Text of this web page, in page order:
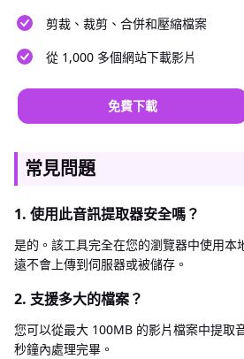
剪裁、裁剪、合併和壓縮檔案
從 1,000 多個網站下載影片
免費下載
常見問題
1. 使用此音訊提取器安全嗎？
是的。該工具完全在您的瀏覽器中使用本
遠不會上傳到伺服器或被儲存。
2. 支援多大的檔案？
您可以從最大 100MB 的影片檔案中提取
秒鐘內處理完畢。